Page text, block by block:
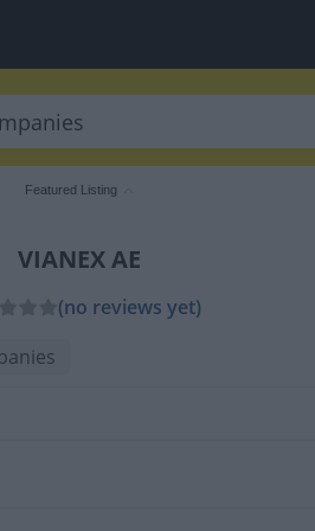
Featured Listing
VIANEX AE
(no reviews yet)